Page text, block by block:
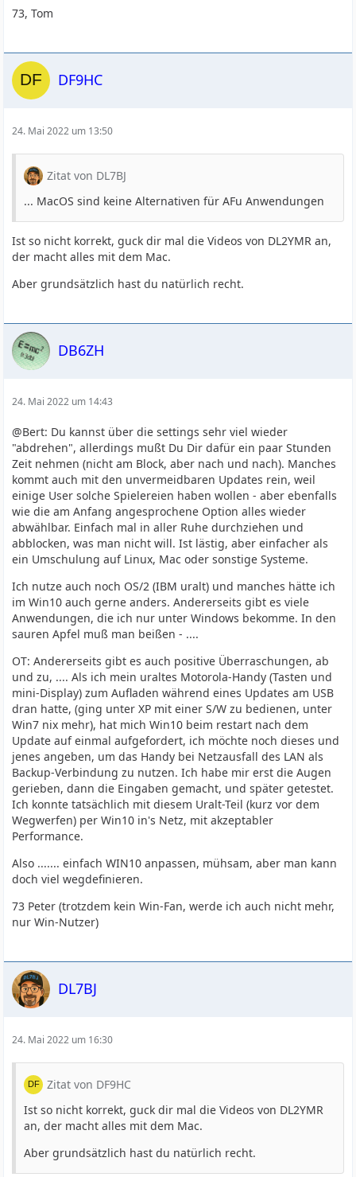
73, Tom
DF9HC
24. Mai 2022 um 13:50
Zitat von DL7BJ
... MacOS sind keine Alternativen für AFu Anwendungen
Ist so nicht korrekt, guck dir mal die Videos von DL2YMR an,
der macht alles mit dem Mac.
Aber grundsätzlich hast du natürlich recht.
DB6ZH
24. Mai 2022 um 14:43
@Bert: Du kannst über die settings sehr viel wieder
"abdrehen", allerdings mußt Du Dir dafür ein paar Stunden
Zeit nehmen (nicht am Block, aber nach und nach). Manches
kommt auch mit den unvermeidbaren Updates rein, weil
einige User solche Spielereien haben wollen - aber ebenfalls
wie die am Anfang angesprochene Option alles wieder
abwählbar. Einfach mal in aller Ruhe durchziehen und
abblocken, was man nicht will. Ist lästig, aber einfacher als
ein Umschulung auf Linux, Mac oder sonstige Systeme.
Ich nutze auch noch OS/2 (IBM uralt) und manches hätte ich
im Win10 auch gerne anders. Andererseits gibt es viele
Anwendungen, die ich nur unter Windows bekomme. In den
sauren Apfel muß man beißen - ....
OT: Andererseits gibt es auch positive Überraschungen, ab
und zu, .... Als ich mein uraltes Motorola-Handy (Tasten und
mini-Display) zum Aufladen während eines Updates am USB
dran hatte, (ging unter XP mit einer S/W zu bedienen, unter
Win7 nix mehr), hat mich Win10 beim restart nach dem
Update auf einmal aufgefordert, ich möchte noch dieses und
jenes angeben, um das Handy bei Netzausfall des LAN als
Backup-Verbindung zu nutzen. Ich habe mir erst die Augen
gerieben, dann die Eingaben gemacht, und später getestet.
Ich konnte tatsächlich mit diesem Uralt-Teil (kurz vor dem
Wegwerfen) per Win10 in's Netz, mit akzeptabler
Performance.
Also ....... einfach WIN10 anpassen, mühsam, aber man kann
doch viel wegdefinieren.
73 Peter (trotzdem kein Win-Fan, werde ich auch nicht mehr,
nur Win-Nutzer)
DL7BJ
24. Mai 2022 um 16:30
Zitat von DF9HC
Ist so nicht korrekt, guck dir mal die Videos von DL2YMR
an, der macht alles mit dem Mac.
Aber grundsätzlich hast du natürlich recht.